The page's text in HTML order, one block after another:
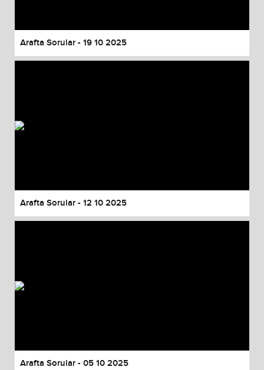
Arafta Sorular - 19 10 2025
Arafta Sorular - 12 10 2025
Arafta Sorular - 05 10 2025